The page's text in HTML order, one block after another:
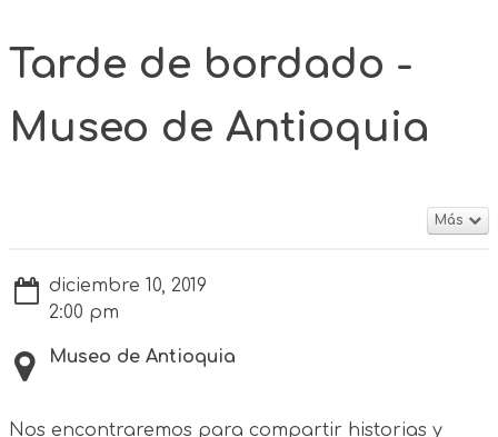
Tarde de bordado -
Museo de Antioquia
Más
diciembre 10, 2019
2:00 pm
Museo de Antioquia
Nos encontraremos para compartir historias y